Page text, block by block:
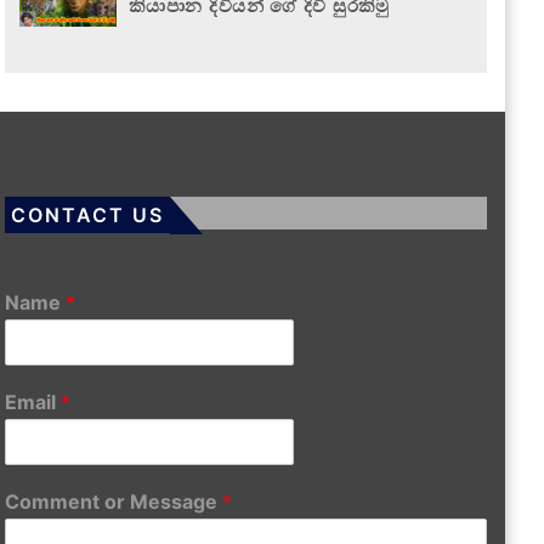
කියාපාන දිවියන් ගේ දිවි සුරකිමු
CONTACT US
Name *
Email *
Comment or Message *